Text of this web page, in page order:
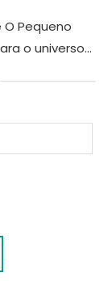
Pequeno
o universo…